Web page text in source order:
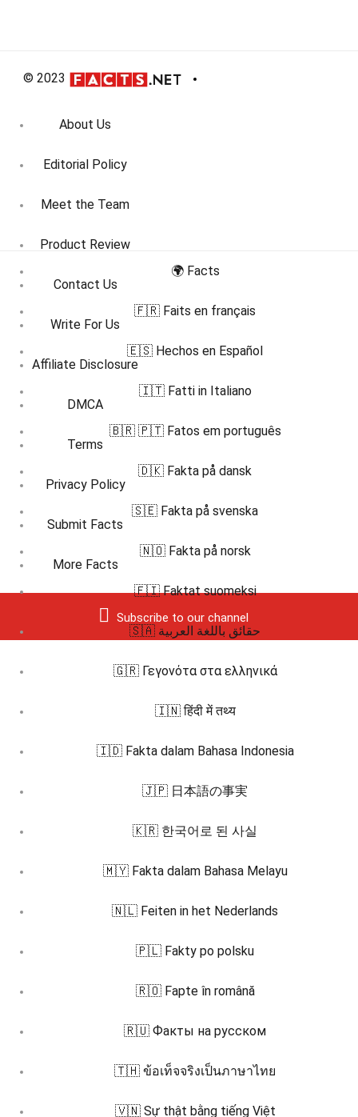
© 2023
About Us
Editorial Policy
Meet the Team
Product Review
Contact Us
Write For Us
Affiliate Disclosure
DMCA
Terms
Privacy Policy
Submit Facts
More Facts
Subscribe to our channel
🌍 Facts
🇫🇷 Faits en français
🇪🇸 Hechos en Español
🇮🇹 Fatti in Italiano
🇧🇷 🇵🇹 Fatos em português
🇩🇰 Fakta på dansk
🇸🇪 Fakta på svenska
🇳🇴 Fakta på norsk
🇫🇮 Faktat suomeksi
🇸🇦 حقائق باللغة العربية
🇬🇷 Γεγονότα στα ελληνικά
🇮🇳 हिंदी में तथ्य
🇮🇩 Fakta dalam Bahasa Indonesia
🇯🇵 日本語の事実
🇰🇷 한국어로 된 사실
🇲🇾 Fakta dalam Bahasa Melayu
🇳🇱 Feiten in het Nederlands
🇵🇱 Fakty po polsku
🇷🇴 Fapte în română
🇷🇺 Факты на русском
🇹🇭 ข้อเท็จจริงเป็นภาษาไทย
🇻🇳 Sự thật bằng tiếng Việt